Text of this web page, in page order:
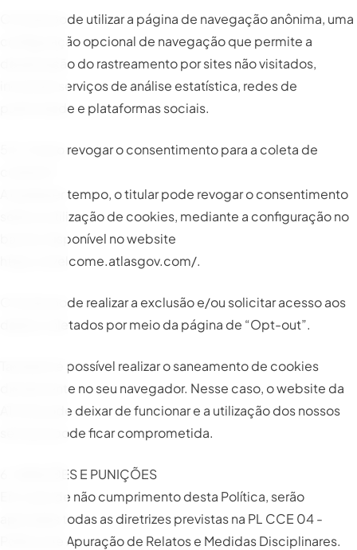
O titular pode utilizar a página de navegação anônima, uma
configuração opcional de navegação que permite a
desativação do rastreamento por sites não visitados,
incluindo serviços de análise estatística, redes de
publicidade e plataformas sociais.
5.5. Como revogar o consentimento para a coleta de
A qualquer tempo, o titular pode revogar o consentimento
sobre a utilização de cookies, mediante a configuração no
banner disponível no website
https://welcome.atlasgov.com/.
O titular pode realizar a exclusão e/ou solicitar acesso aos
dados coletados por meio da página de “Opt-out”.
Também é possível realizar o saneamento de cookies
diretamente no seu navegador. Nesse caso, o website da
ATLAS pode deixar de funcionar e a utilização dos nossos
serviços pode ficar comprometida.
6. SANÇÕES E PUNIÇÕES
Em caso de não cumprimento desta Política, serão
aplicadas todas as diretrizes previstas na PL CCE 04 -
Política de Apuração de Relatos e Medidas Disciplinares.